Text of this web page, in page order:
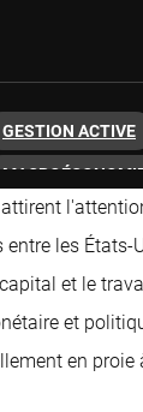
GESTION ACTIVE
les États-
et le
et
en